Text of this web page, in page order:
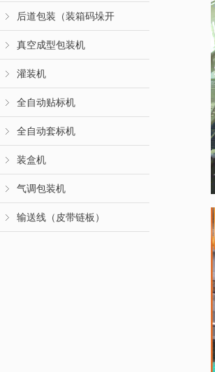
后道包装（装箱码垛开
真空成型包装机
灌装机
全自动贴标机
全自动套标机
装盒机
气调包装机
输送线（皮带链板）